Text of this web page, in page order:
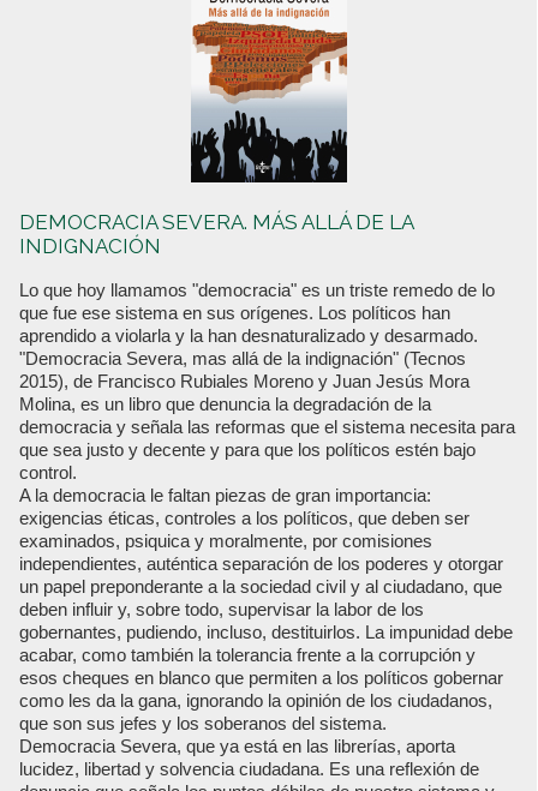
DEMOCRACIA SEVERA. MÁS ALLÁ DE LA
INDIGNACIÓN
Lo que hoy llamamos "democracia" es un triste remedo de lo
que fue ese sistema en sus orígenes. Los políticos han
aprendido a violarla y la han desnaturalizado y desarmado.
"Democracia Severa, mas allá de la indignación" (Tecnos
2015), de Francisco Rubiales Moreno y Juan Jesús Mora
Molina, es un libro que denuncia la degradación de la
democracia y señala las reformas que el sistema necesita para
que sea justo y decente y para que los políticos estén bajo
control.
A la democracia le faltan piezas de gran importancia:
exigencias éticas, controles a los políticos, que deben ser
examinados, psiquica y moralmente, por comisiones
independientes, auténtica separación de los poderes y otorgar
un papel preponderante a la sociedad civil y al ciudadano, que
deben influir y, sobre todo, supervisar la labor de los
gobernantes, pudiendo, incluso, destituirlos. La impunidad debe
acabar, como también la tolerancia frente a la corrupción y
esos cheques en blanco que permiten a los políticos gobernar
como les da la gana, ignorando la opinión de los ciudadanos,
que son sus jefes y los soberanos del sistema.
Democracia Severa, que ya está en las librerías, aporta
lucidez, libertad y solvencia ciudadana. Es una reflexión de